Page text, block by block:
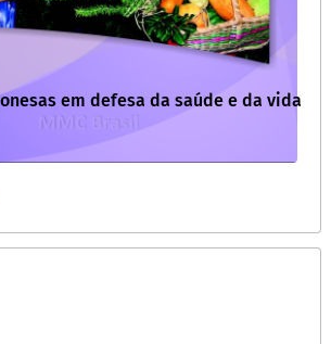
em defesa da saúde e da vida